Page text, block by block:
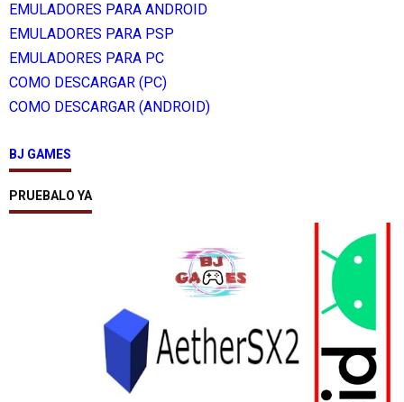
EMULADORES PARA ANDROID
EMULADORES PARA PSP
EMULADORES PARA PC
COMO DESCARGAR (PC)
COMO DESCARGAR (ANDROID)
BJ GAMES
PRUEBALO YA